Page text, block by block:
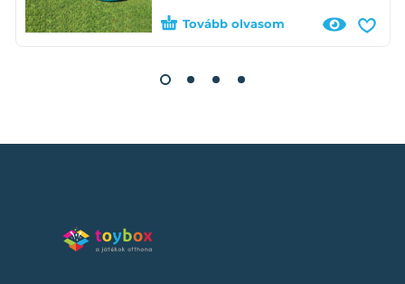
Tovább olvasom